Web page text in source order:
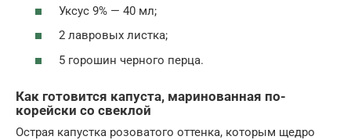
Уксус 9% — 40 мл;
2 лавровых листка;
5 горошин черного перца.
Как готовится капуста, маринованная по-
корейски со свеклой
Острая капустка розоватого оттенка, которым щедро